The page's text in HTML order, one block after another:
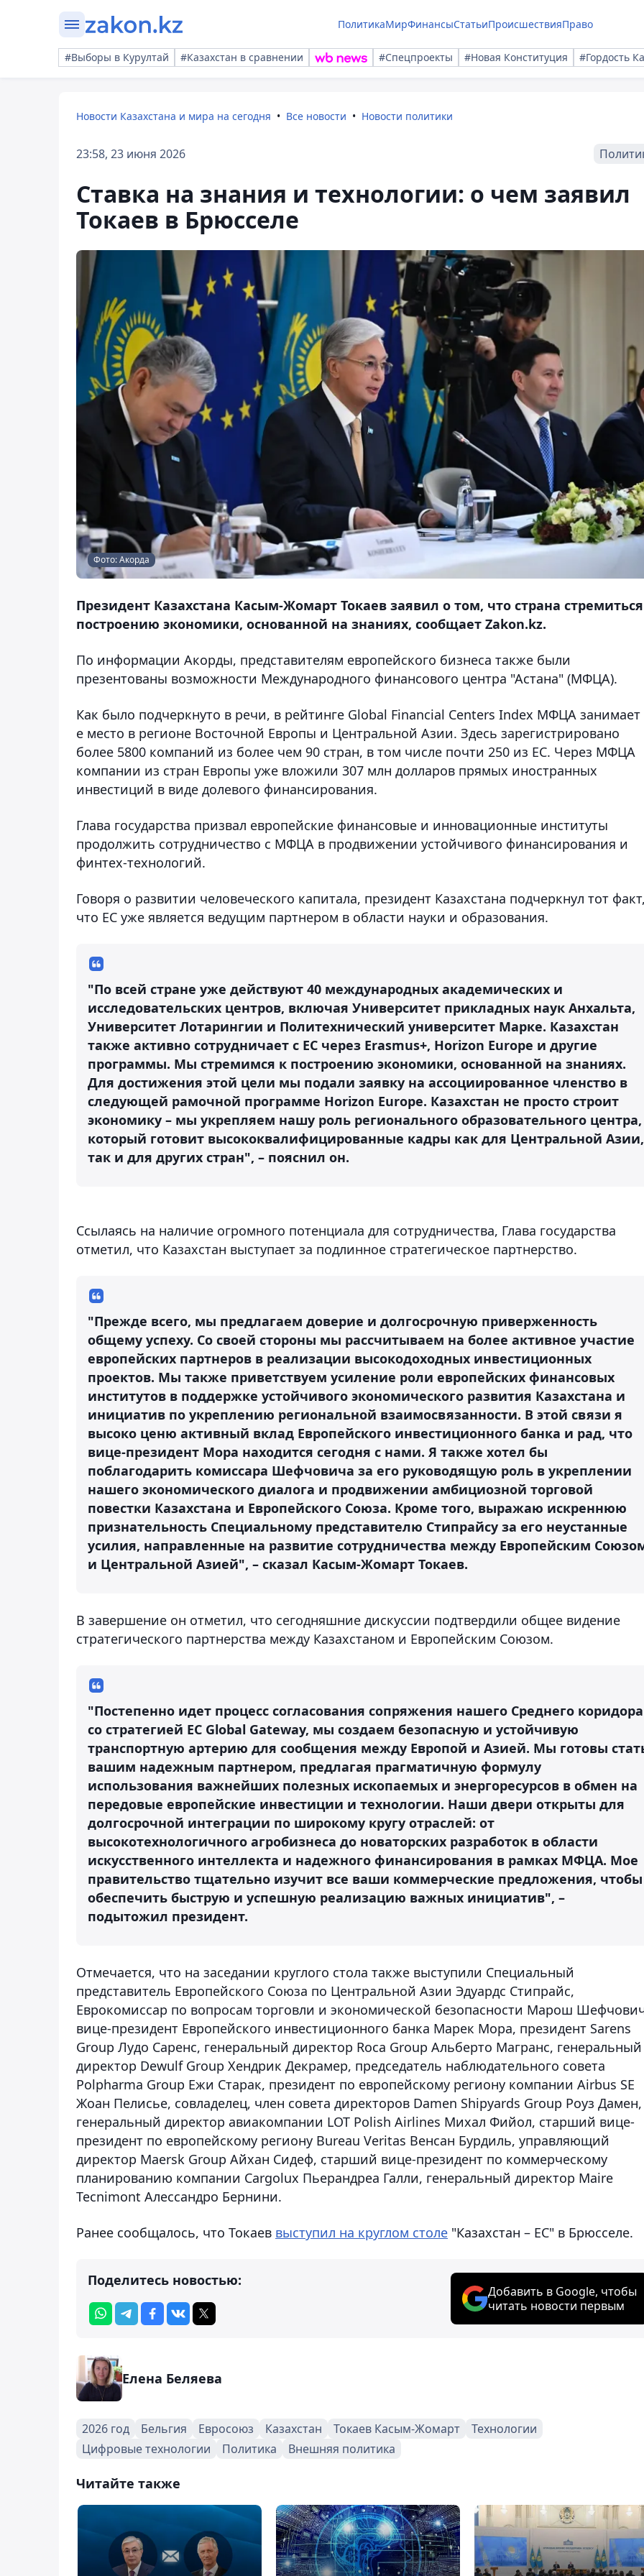
ПолитикаМирФинансыСтатьиПроисшествияПраво
#Выборы в Курултай #Казахстан в сравнении #Спецпроекты #Новая Конституция #Гордость
Новости Казахстана и мира на сегодня Все новости Новости политики
23:58, 23 июня 2026
Ставка на знания и технологии: о чем заявил
Токаев в Брюсселе
Фото: Акорда
Президент Казахстана Касым-Жомарт Токаев заявил о том, что страна
построению экономики, основанной на знаниях, сообщает Zakon.kz.
По информации Акорды, представителям европейского бизнеса также были
презентованы возможности Международного финансового центра "Астана" (МФЦА).
Как было подчеркнуто в речи, в рейтинге Global Financial Centers Index МФЦА занимает
е место в регионе Восточной Европы и Центральной Азии. Здесь зарегистрировано
более 5800 компаний из более чем 90 стран, в том числе почти 250 из ЕС. Через МФЦА
компании из стран Европы уже вложили 307 млн долларов прямых иностранных
инвестиций в виде долевого финансирования.
Глава государства призвал европейские финансовые и инновационные институты
продолжить сотрудничество с МФЦА в продвижении устойчивого финансирования и
финтех-технологий.
Говоря о развитии человеческого капитала, президент Казахстана подчеркнул тот
что ЕС уже является ведущим партнером в области науки и образования.
"По всей стране уже действуют 40 международных академических и
исследовательских центров, включая Университет прикладных наук Анхальта,
Университет Лотарингии и Политехнический университет Марке. Казахстан
также активно сотрудничает с ЕС через Erasmus+, Horizon Europe и другие
программы. Мы стремимся к построению экономики, основанной на знаниях.
Для достижения этой цели мы подали заявку на ассоциированное членство в
следующей рамочной программе Horizon Europe. Казахстан не просто строит
экономику – мы укрепляем нашу роль регионального образовательного центра,
который готовит высококвалифицированные кадры как для Центральной Азии,
так и для других стран", – пояснил он.
Ссылаясь на наличие огромного потенциала для сотрудничества, Глава государства
отметил, что Казахстан выступает за подлинное стратегическое партнерство.
"Прежде всего, мы предлагаем доверие и долгосрочную приверженность
общему успеху. Со своей стороны мы рассчитываем на более активное участие
европейских партнеров в реализации высокодоходных инвестиционных
проектов. Мы также приветствуем усиление роли европейских финансовых
институтов в поддержке устойчивого экономического развития Казахстана и
инициатив по укреплению региональной взаимосвязанности. В этой связи я
высоко ценю активный вклад Европейского инвестиционного банка и рад, что
вице-президент Мора находится сегодня с нами. Я также хотел бы
поблагодарить комиссара Шефчовича за его руководящую роль в укреплении
нашего экономического диалога и продвижении амбициозной торговой
повестки Казахстана и Европейского Союза. Кроме того, выражаю искреннюю
признательность Специальному представителю Стипрайсу за его неустанные
усилия, направленные на развитие сотрудничества между Европейским
и Центральной Азией", – сказал Касым-Жомарт Токаев.
В завершение он отметил, что сегодняшние дискуссии подтвердили общее видение
стратегического партнерства между Казахстаном и Европейским Союзом.
"Постепенно идет процесс согласования сопряжения нашего Среднего коридора
со стратегией ЕС Global Gateway, мы создаем безопасную и устойчивую
транспортную артерию для сообщения между Европой и Азией. Мы готовы
вашим надежным партнером, предлагая прагматичную формулу
использования важнейших полезных ископаемых и энергоресурсов в обмен на
передовые европейские инвестиции и технологии. Наши двери открыты для
долгосрочной интеграции по широкому кругу отраслей: от
высокотехнологичного агробизнеса до новаторских разработок в области
искусственного интеллекта и надежного финансирования в рамках МФЦА. Мое
правительство тщательно изучит все ваши коммерческие предложения, чтобы
обеспечить быструю и успешную реализацию важных инициатив", –
подытожил президент.
Отмечается, что на заседании круглого стола также выступили Специальный
представитель Европейского Союза по Центральной Азии Эдуардс Стипрайс,
Еврокомиссар по вопросам торговли и экономической безопасности Марош
вице-президент Европейского инвестиционного банка Марек Мора, президент Sarens
Group Лудо Саренс, генеральный директор Roca Group Альберто Магранс, генеральный
директор Dewulf Group Хендрик Декрамер, председатель наблюдательного совета
Polpharma Group Ежи Старaк, президент по европейскому региону компании Airbus SE
Жоан Пелисье, совладелец, член совета директоров Damen Shipyards Group Роуз Дамен,
генеральный директор авиакомпании LOT Polish Airlines Михал Фийол, старший вице-
президент по европейскому региону Bureau Veritas Венсан Бурдиль, управляющий
директор Maersk Group Айхан Сидеф, старший вице-президент по коммерческому
планированию компании Cargolux Пьерандреа Галли, генеральный директор Maire
Tecnimont Алессандро Бернини.
Ранее сообщалось, что Токаев выступил на круглом столе "Казахстан – ЕС" в Брюсселе.
Поделитесь новостью:
Добавить в Google, чтобы
читать новости первым
Елена Беляева
2026 год Бельгия Евросоюз Казахстан Токаев Касым-Жомарт
Технологии
Цифровые технологии
Политика Внешняя политика
Читайте также